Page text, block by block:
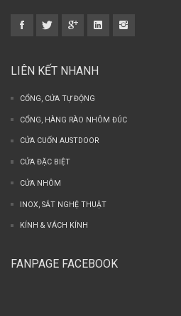
LIÊN KẾT NHANH
CỔNG, CỬA TỰ ĐỘNG
CỔNG, HÀNG RÀO NHÔM ĐÚC
CỬA CUỐN AUSTDOOR
CỬA ĐẶC BIỆT
CỬA NHÔM
INOX, SẮT NGHỆ THUẬT
KÍNH & VÁCH KÍNH
FANPAGE FACEBOOK